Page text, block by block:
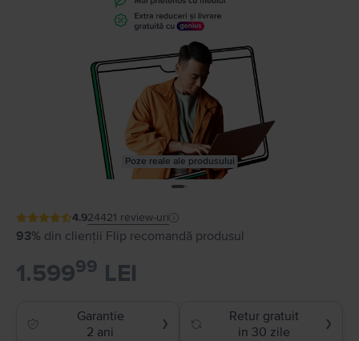
Poze reale ale produsului
4.924421 review-uri
93% din clienții Flip recomandă produsul
1.59999 LEI
Garantie
2 ani
❯
Retur gratuit
in 30 zile
❯